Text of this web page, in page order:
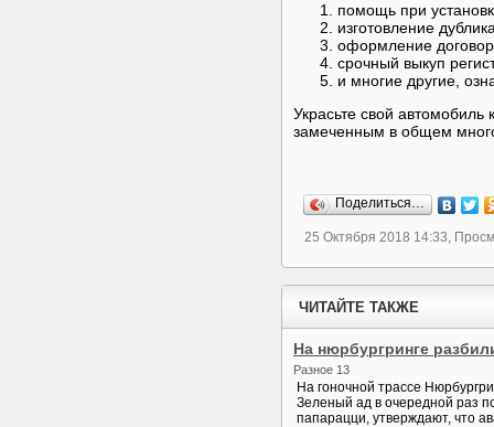
помощь при
изготовление
оформление
срочный выкуп
и многие другие,
Украсьте свой
замеченным в общем
Поделиться…
25 Октября 2018 14:33,
ЧИТАЙТЕ ТАКЖЕ
На нюрбургринге
Разное 13
На гоночной трассе
Зеленый ад в очередной раз
папарацци, утверждают, что